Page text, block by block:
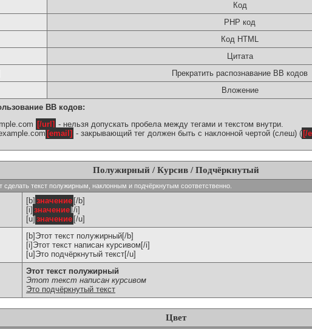
Код
PHP код
Код HTML
Цитата
Прекратить распознавание BB кодов
Вложение
BB кодов:
[/url] - нельзя допускать пробела между тегами и текстом внутри.
[email] - закрывающий тег должен быть с наклонной чертой (слеш) ( [/
Полужирный / Курсив / Подчёркнутый
сделать текст полужирным, наклонным и подчёркнутым соответственно.
[b] значение [/b]
[i] значение [/i]
[u] значение [/u]
[b]Этот текст полужирный[/b]
[i]Этот текст написан курсивом[/i]
[u]Это подчёркнутый текст[/u]
Этот текст полужирный
Этот текст написан курсивом
Это подчёркнутый текст
Цвет